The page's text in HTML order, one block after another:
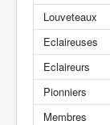
Louveteaux
Eclaireuses
Eclaireurs
Pionniers
Membres